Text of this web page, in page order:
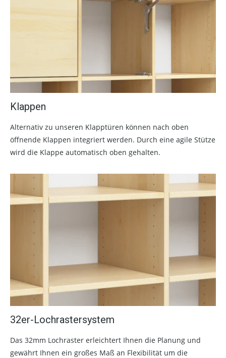
Klappen
Alternativ zu unseren Klapptüren können nach oben
öffnende Klappen integriert werden. Durch eine agile Stütze
wird die Klappe automatisch oben gehalten.
32er-Lochrastersystem
Das 32mm Lochraster erleichtert Ihnen die Planung und
gewährt Ihnen ein großes Maß an Flexibilität um die